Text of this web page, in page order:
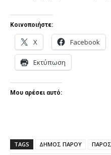
Κοινοποιήστε:
X Facebook
Εκτύπωση
Μου αρέσει αυτό:
TAGS ΔΗΜΟΣ ΠΑΡΟΥ ΠΑΡΟΣ